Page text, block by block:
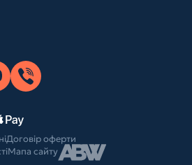
Договір оферти
Мапа сайту